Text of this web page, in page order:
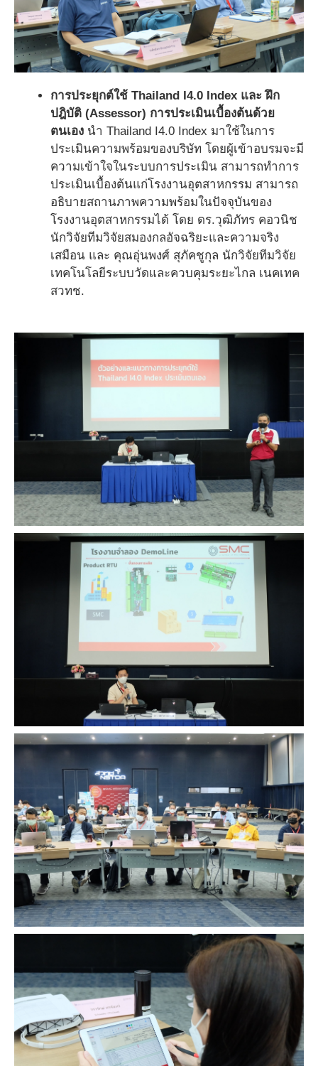
การประยุกต์ใช้ Thailand I4.0 Index และ ฝึก
ปฎิบัติ (Assessor) การประเมินเบื้องต้นด้วย
ตนเอง นำ Thailand I4.0 Index มาใช้ในการ
ประเมินความพร้อมของบริษัท โดยผู้เข้าอบรมจะมี
ความเข้าใจในระบบการประเมิน สามารถทำการ
ประเมินเบื้องต้นแก่โรงงานอุตสาหกรรม สามารถ
อธิบายสถานภาพความพร้อมในปัจจุบันของ
โรงงานอุตสาหกรรมได้ โดย ดร.วุฒิภัทร คอวนิช
นักวิจัยทีมวิจัยสมองกลอัจฉริยะและความจริง
เสมือน และ คุณอุ่นพงศ์ สุภัคชูกุล นักวิจัยทีมวิจัย
เทคโนโลยีระบบวัดและควบคุมระยะไกล เนคเทค
สวทช.